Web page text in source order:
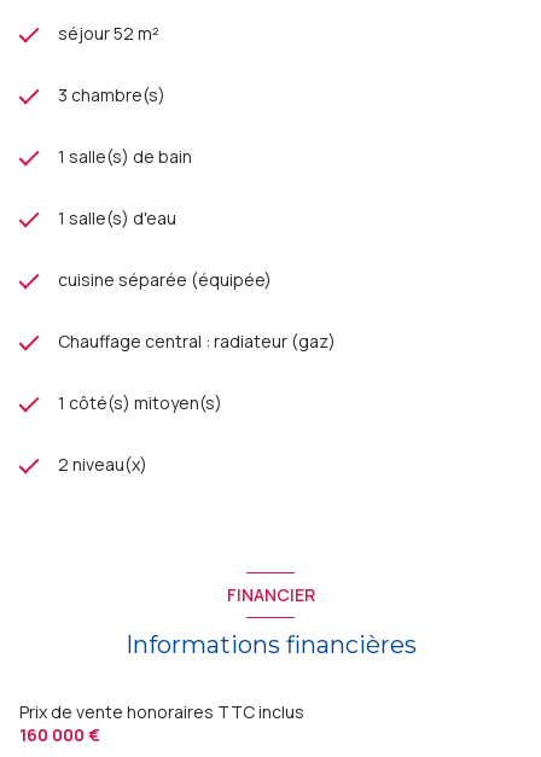
séjour 52 m²
3 chambre(s)
1 salle(s) de bain
1 salle(s) d'eau
cuisine séparée (équipée)
Chauffage central : radiateur (gaz)
1 côté(s) mitoyen(s)
2 niveau(x)
FINANCIER
Informations financières
Prix de vente honoraires TTC inclus
160 000 €